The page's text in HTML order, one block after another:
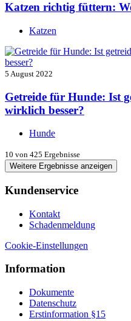
Katzen richtig füttern:
Katzen
5 August 2022
Getreide für Hunde: Ist
wirklich besser?
Hunde
10 von 425 Ergebnisse
Weitere Ergebnisse anzeigen
Kundenservice
Kontakt
Schadenmeldung
Cookie-Einstellungen
Information
Dokumente
Datenschutz
Erstinformation §15